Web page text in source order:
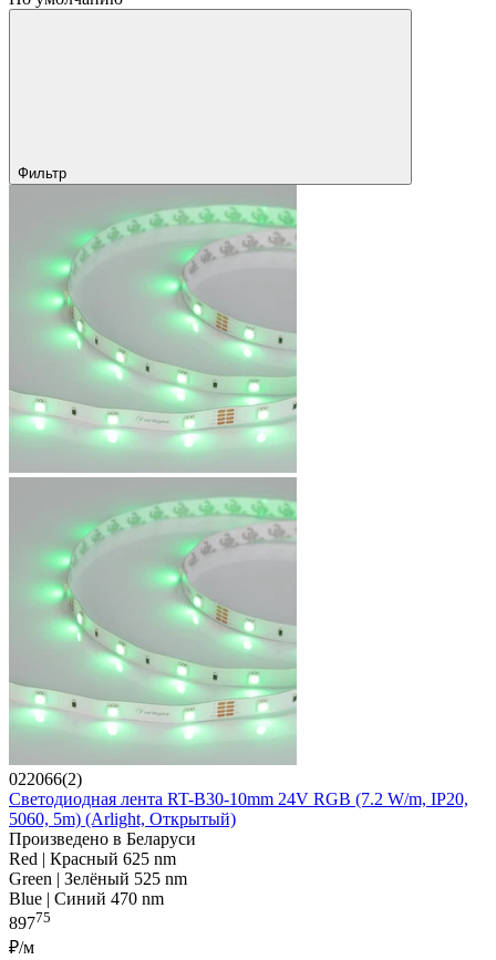
Фильтр
022066(2)
Светодиодная лента RT-B30-10mm 24V RGB (7.2 W/m, IP20,
5060, 5m) (Arlight, Открытый)
Произведено в Беларуси
Red | Красный 625 nm
Green | Зелёный 525 nm
Blue | Синий 470 nm
89775
₽/м